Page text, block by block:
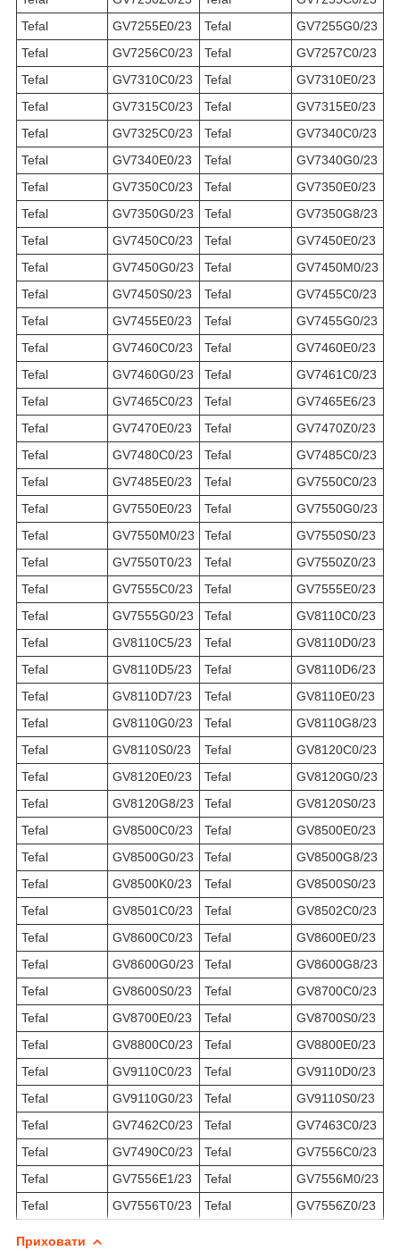
Tefal
GV7255E0/23 Tefal
GV7255G0/23
Tefal
GV7256C0/23 Tefal
GV7257C0/23
Tefal
GV7310C0/23 Tefal
GV7310E0/23
Tefal
GV7315C0/23 Tefal
GV7315E0/23
Tefal
GV7325C0/23 Tefal
GV7340C0/23
Tefal
GV7340E0/23 Tefal
GV7340G0/23
Tefal
GV7350C0/23 Tefal
GV7350E0/23
Tefal
GV7350G0/23 Tefal
GV7350G8/23
Tefal
GV7450C0/23 Tefal
GV7450E0/23
Tefal
GV7450G0/23 Tefal
GV7450M0/23
Tefal
GV7450S0/23 Tefal
GV7455C0/23
Tefal
GV7455E0/23 Tefal
GV7455G0/23
Tefal
GV7460C0/23 Tefal
GV7460E0/23
Tefal
GV7460G0/23 Tefal
GV7461C0/23
Tefal
GV7465C0/23 Tefal
GV7465E6/23
Tefal
GV7470E0/23 Tefal
GV7470Z0/23
Tefal
GV7480C0/23 Tefal
GV7485C0/23
Tefal
GV7485E0/23 Tefal
GV7550C0/23
Tefal
GV7550E0/23 Tefal
GV7550G0/23
Tefal
GV7550M0/23 Tefal
GV7550S0/23
Tefal
GV7550T0/23 Tefal
GV7550Z0/23
Tefal
GV7555C0/23 Tefal
GV7555E0/23
Tefal
GV7555G0/23 Tefal
GV8110C0/23
Tefal
GV8110C5/23 Tefal
GV8110D0/23
Tefal
GV8110D5/23 Tefal
GV8110D6/23
Tefal
GV8110D7/23 Tefal
GV8110E0/23
Tefal
GV8110G0/23 Tefal
GV8110G8/23
Tefal
GV8110S0/23 Tefal
GV8120C0/23
Tefal
GV8120E0/23 Tefal
GV8120G0/23
Tefal
GV8120G8/23 Tefal
GV8120S0/23
Tefal
GV8500C0/23 Tefal
GV8500E0/23
Tefal
GV8500G0/23 Tefal
GV8500G8/23
Tefal
GV8500K0/23 Tefal
GV8500S0/23
Tefal
GV8501C0/23 Tefal
GV8502C0/23
Tefal
GV8600C0/23 Tefal
GV8600E0/23
Tefal
GV8600G0/23 Tefal
GV8600G8/23
Tefal
GV8600S0/23 Tefal
GV8700C0/23
Tefal
GV8700E0/23 Tefal
GV8700S0/23
Tefal
GV8800C0/23 Tefal
GV8800E0/23
Tefal
GV9110C0/23 Tefal
GV9110D0/23
Tefal
GV9110G0/23 Tefal
GV9110S0/23
Tefal
GV7462C0/23 Tefal
GV7463C0/23
Tefal
GV7490C0/23 Tefal
GV7556C0/23
Tefal
GV7556E1/23 Tefal
GV7556M0/23
Tefal
GV7556T0/23 Tefal GV7556Z0/23
Приховати